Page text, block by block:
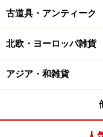
ールを共有し、プ
にならずに気持ち
はずです。
第3位 洗剤・
古道具・アンティーク
北欧・ヨーロッパ雑貨
アジア・和雑貨